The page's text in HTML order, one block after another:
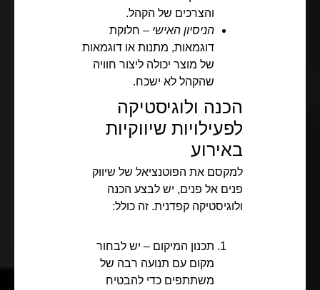
והצרכים של הקהל.
הניסיון האישי – חלוקת
דוגמאות, מתנות או דוגמאות
של מוצר יכולה ליצור חוויה
שהקהל לא ישכח.
הכנה ולוגיסטיקה
לפעילויות שיווקיות
באירוע
למקסם את הפוטנציאל של שיווק
פנים אל פנים, יש לבצע הכנה
ולוגיסטיקה קפדנית. זה כולל:
תכנון המיקום – יש לבחור
מקום עם תנועה רבה של
משתתפים כדי להבטיח